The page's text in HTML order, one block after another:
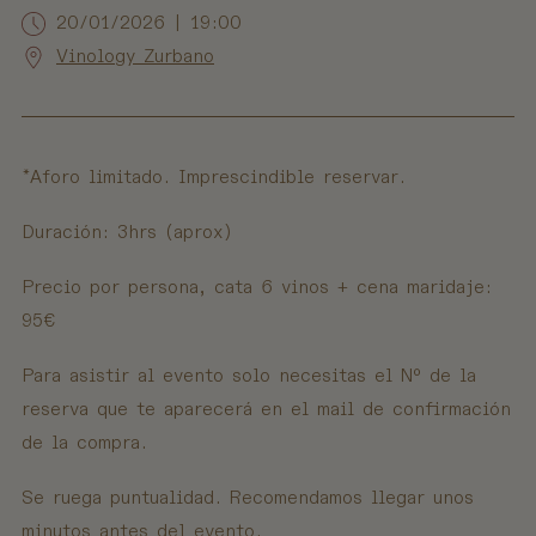
20/01/2026
19:00
Vinology Zurbano
*Aforo limitado. Imprescindible reservar.
Duración: 3hrs (aprox)
Precio por persona, cata 6 vinos + cena maridaje:
95€
Para asistir al evento solo necesitas el Nº de la
reserva que te aparecerá en el mail de confirmación
de la compra.
Se ruega puntualidad. Recomendamos llegar unos
minutos antes del evento.